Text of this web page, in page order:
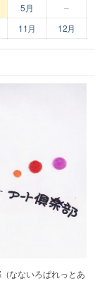
5月
–
11月 12月
なないろぱれっとあ